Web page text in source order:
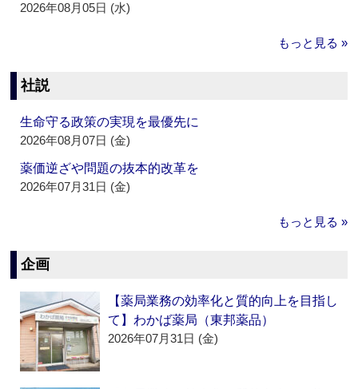
2026年08月05日 (水)
もっと見る »
社説
生命守る政策の実現を最優先に
2026年08月07日 (金)
薬価逆ざや問題の抜本的改革を
2026年07月31日 (金)
もっと見る »
企画
【薬局業務の効率化と質的向上を目指し
て】わかば薬局（東邦薬品）
2026年07月31日 (金)